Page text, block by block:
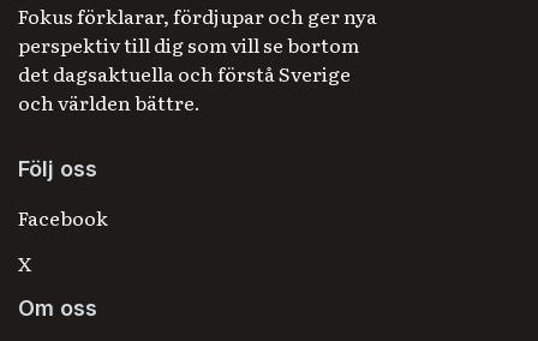
Fokus förklarar, fördjupar och ger nya
perspektiv till dig som vill se bortom
det dagsaktuella och förstå Sverige
och världen bättre.
Följ oss
Facebook
X
Om oss